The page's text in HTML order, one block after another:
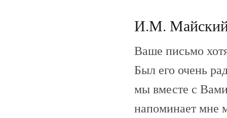
И.М. Майский
Ваше письмо
Был его очень
мы вместе с
напоминает мне